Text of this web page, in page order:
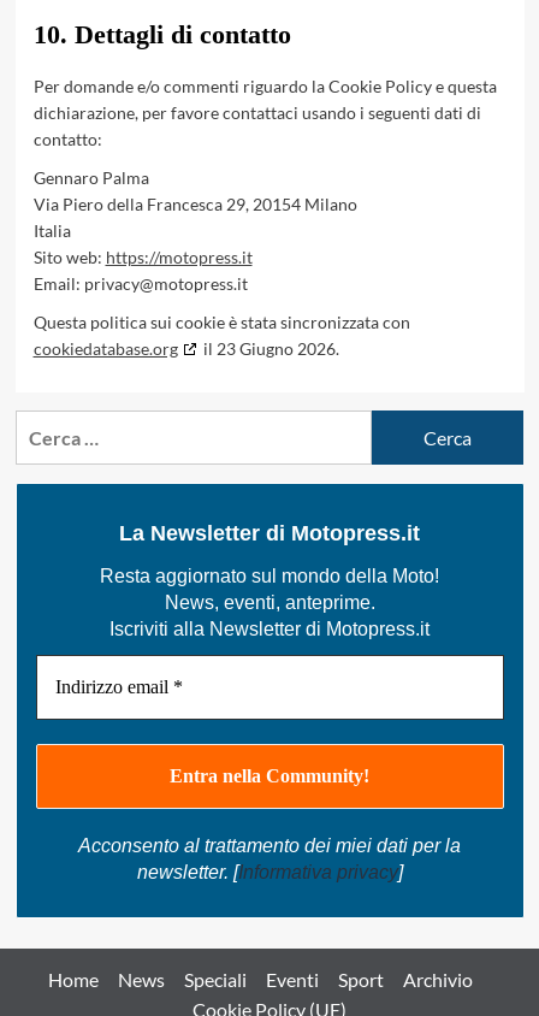
10. Dettagli di contatto
Per domande e/o commenti riguardo la Cookie Policy e questa
dichiarazione, per favore contattaci usando i seguenti dati di
contatto:
Gennaro Palma
Via Piero della Francesca 29, 20154 Milano
Italia
Sito web: https://motopress.it
Email: privacy@motopress.it
Questa politica sui cookie è stata sincronizzata con
cookiedatabase.org
il 23 Giugno 2026.
La Newsletter di Motopress.it
Resta aggiornato sul mondo della Moto!
News, eventi, anteprime.
Iscriviti alla Newsletter di Motopress.it
Acconsento al trattamento dei miei dati per la
newsletter. [Informativa privacy]
Home News Speciali Eventi Sport
Archivio
Cookie Policy (UE)